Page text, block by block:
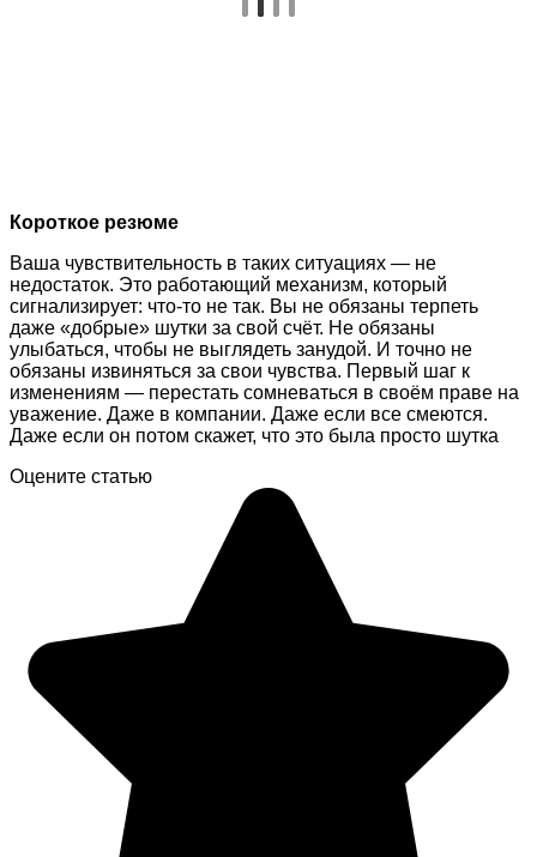
Короткое резюме
Ваша чувствительность в таких ситуациях — не
недостаток. Это работающий механизм, который
сигнализирует: что-то не так. Вы не обязаны терпеть
даже «добрые» шутки за свой счёт. Не обязаны
улыбаться, чтобы не выглядеть занудой. И точно не
обязаны извиняться за свои чувства. Первый шаг к
изменениям — перестать сомневаться в своём праве на
уважение. Даже в компании. Даже если все смеются.
Даже если он потом скажет, что это была просто шутка
Оцените статью